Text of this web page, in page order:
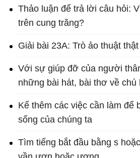
Thảo luận để trả lời câu hỏi:
trên cung trăng?
Giải bài 23A: Trò ảo thuật
Với sự giúp đỡ của người
những bài hát, bài thơ về chú
Kể thêm các việc cần làm để
sống của chúng ta
Tìm tiếng bắt đầu bằng s